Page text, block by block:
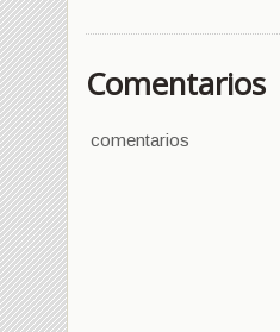
Comentarios
comentarios